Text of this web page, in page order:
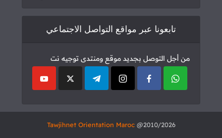
تابعونا عبر مواقع التواصل الاجتماعي
من أجل التوصل بجديد موقع ومنتدى توجيه نت
2010/2026@
Tawjihnet Orientation Maroc